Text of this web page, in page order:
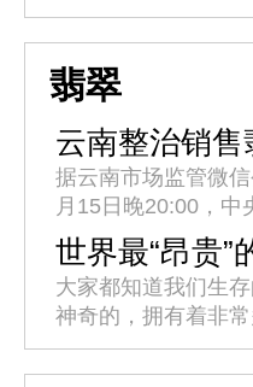
首届乡村文化旅游
本届碧玉文化旅游
协会主办，新疆工艺
翡翠
云南整治销
象
据云南市场监管微
月15日晚20:00，中
315晚会曝光了云南
泽字节(云南)科技有
播平台销售翡翠涉
世界最“昂贵”
产全球95%的
大家都知道我们生
神奇的，拥有着非常
只有你去过的地方
界的认知就越深，